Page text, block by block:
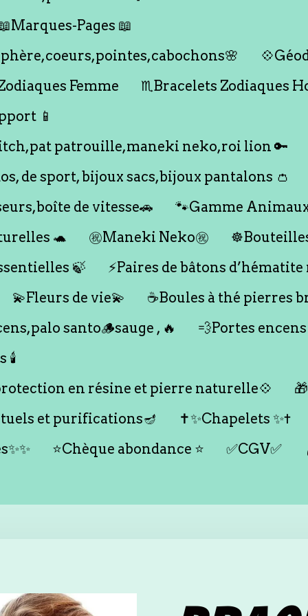
Pages 📖
Femme
♏️Bracelets Zodiaques
📱
patrouille,maneki neko,roi lion 🔑
de sport, bijoux sacs,bijoux pantalons 👛
de vitesse🚗
🐾Gamme
🐢
㊗️Maneki Neko㊗️
🍃
⚡️Paires de bâtons
💫Fleurs de vie💫
☕️Boules à thé pierres
santo🪵sauge , 🔥
💨Portes encens
🕯️
en résine et pierre naturelle💠
et purifications🪔
✝️✨Chapelets ✨✝️
⭐️Chèque abondance ⭐️ ✅CGV✅